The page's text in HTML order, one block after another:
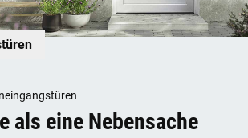
als eine Nebensache